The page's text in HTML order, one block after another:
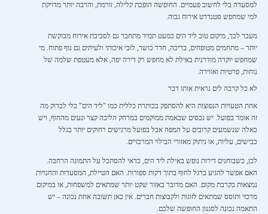
למסעדה בלי לחשוב פעמיים. החופשה הופכת קלילה, זורמת, והרבה יותר מדויקת
למי שמחפש סטנדרט אירוח גבוה.
מעבר לכך, מיקום טוב ליד הים כמעט תמיד מתחבר גם לסביבת אירוח מבוקשת
יותר – מתחמים מטופחים, בריכה, חדר כושר, לובי איכותי ולעיתים גם נוף פתוח. מי
שמחפש יוקרה מודרנית באילת לא מחפש רק דירה יפה, אלא מעטפת שלמה של
נוחות, פרטיות ואווירה.
לא כל קרבה לים נראית אותו דבר
אחת הטעויות הנפוצות היא להסתפק בכותרת כללית כמו "ליד הים" בלי לבדוק מה
זה אומר בפועל. יש נכסים שבאמת ממוקמים במרחק הליכה קצר ונעים מהחוף, ויש
כאלה שנשמעים קרובים על המפה אבל בפועל מרגישים רחוקים יותר בגלל
כבישים, עליות, או ניתוק מאזורי הבילוי המרכזיים.
לכן, כשבוחנים דירות נופש באילת ליד הים, כדאי להסתכל על התמונה הרחבה.
האם אפשר להגיע ברגל לחוף בתוך דקות ספורות. האם הטיילת, המסעדות והחנויות
נמצאות בקרבת מקום. האם מדובר באזור שקט יותר שמתאים למשפחות, או במיקום
מרכזי ותוסס שמתאים לזוגות ולקבוצות חברים. אין כאן תשובה אחת נכונה – יש
התאמה נכונה לסגנון החופשה שלכם.